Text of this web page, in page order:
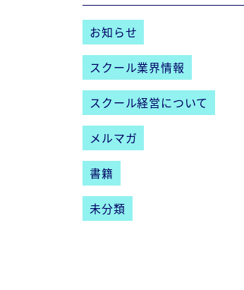
お知らせ
スクール業界情報
スクール経営について
メルマガ
書籍
未分類